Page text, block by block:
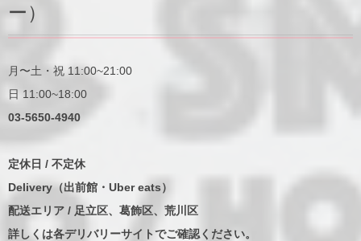
ー）
月〜土・祝 11:00~21:00
日 11:00~18:00
03-5650-4940
定休日 / 不定休
Delivery（出前館・Uber eats）
配送エリア / 足立区、葛飾区、荒川区
詳しくは各デリバリーサイトでご確認ください。